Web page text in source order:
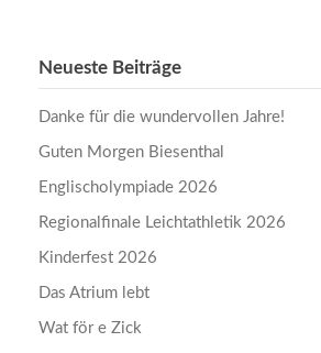
Neueste Beiträge
Danke für die wundervollen Jahre!
Guten Morgen Biesenthal
Englischolympiade 2026
Regionalfinale Leichtathletik 2026
Kinderfest 2026
Das Atrium lebt
Wat för e Zick